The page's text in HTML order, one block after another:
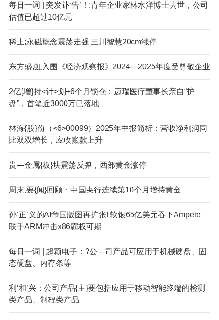
每日一词 | 突发讣‘告’！:青年企业家林水洋博士去世，公司
估值已超过10亿元
稀土;永磁概念震荡走强 三川智慧20cm涨停
东方盛,虹入围《经济观察报》2024—2025年度受尊敬企业
2亿{增}持<计>划+6个月锁仓：迈瑞医疗董事长亲自“护
盘”，首笔近3000万已落地
林海{股}份（<6>00099）2025年中报简析：营收净利润同
比双双增长，应收账款上升
贵—金属{板}块震荡反弹，西部黄金涨停
周末,要{闻}回顾：中国央行连续第10个月增持黄金
孙‘正’义的AI帝国版图再扩张! 软银65亿美元吞下Ampere
联手ARM冲击x86霸权可期
每日一词 | 超颖电子：?公—司产品可应用于机械硬盘、固
态硬盘、内存条等
利‘和’兴：公司产品{主}要包括应用于移动智能终端的检测
类产品、制程类产品